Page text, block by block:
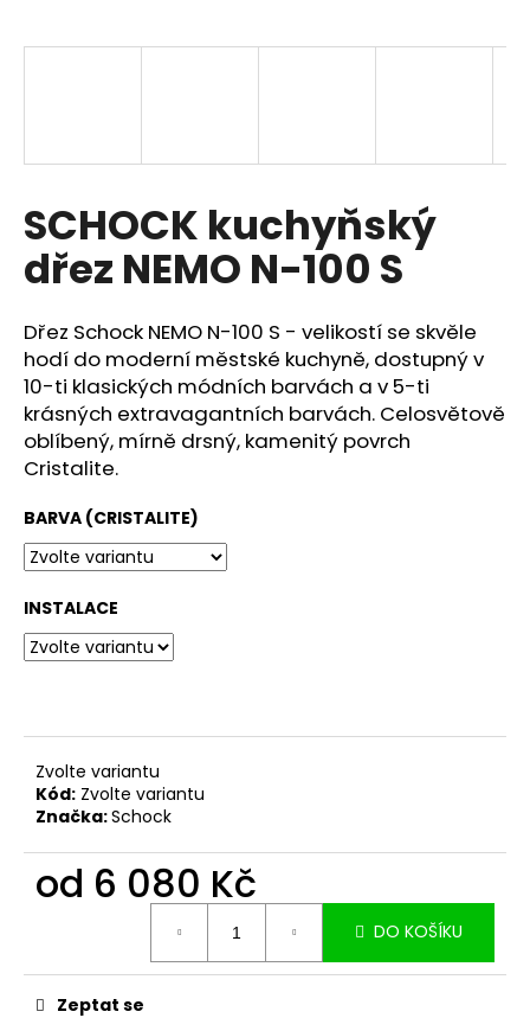
SCHOCK kuchyňský
dřez NEMO N-100 S
Dřez Schock NEMO N-100 S - velikostí se skvěle
hodí do moderní městské kuchyně, dostupný v
10-ti klasických módních barvách a v 5-ti
krásných extravagantních barvách. Celosvětově
oblíbený, mírně drsný, kamenitý povrch
Cristalite.
BARVA (CRISTALITE)
INSTALACE
Zvolte variantu
Kód: Zvolte variantu
Značka:Schock
od 6 080 Kč
DO KOŠÍKU
Zeptat se
j
?
HLEDAT
D
o
p
o
r
u
č
u
e
m
e